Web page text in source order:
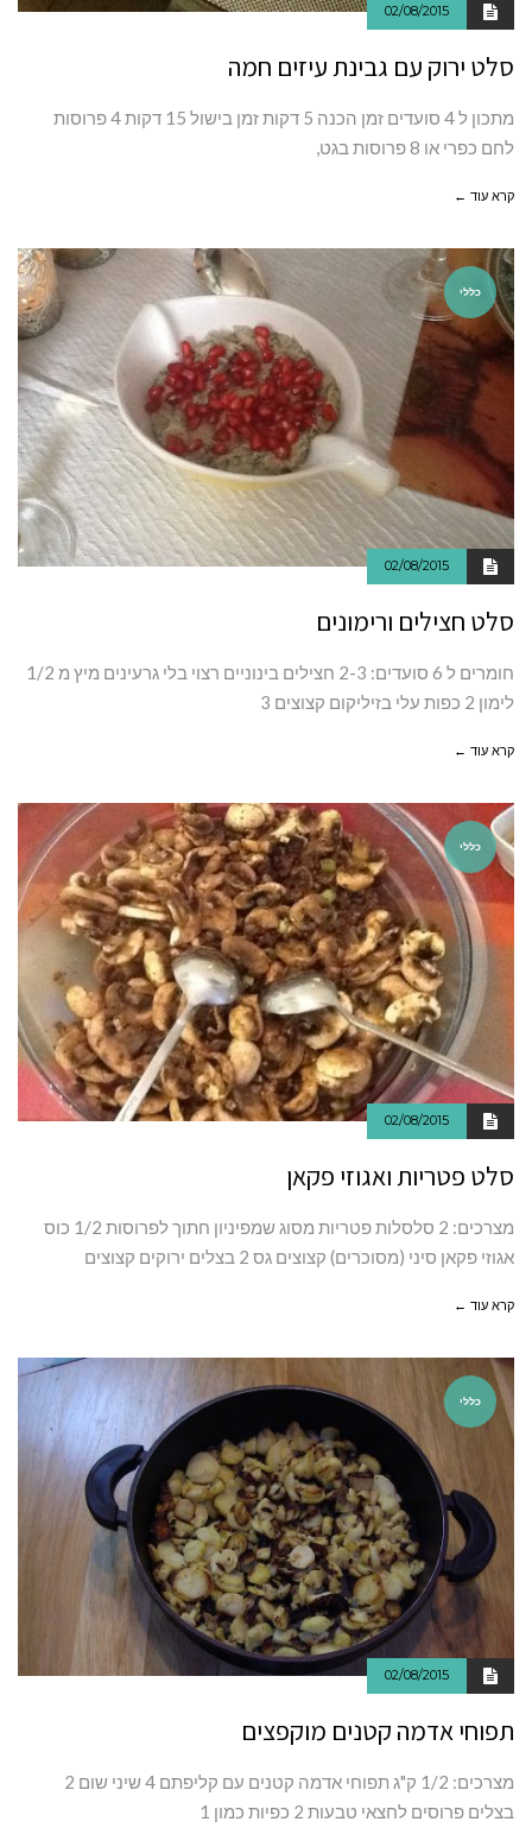
02/08/2015
סלט ירוק עם גבינת עיזים חמה
מתכון ל 4 סועדים זמן הכנה 5 דקות זמן בישול 15 דקות 4 פרוסות
לחם כפרי או 8 פרוסות בגט,
קרא עוד ←
כללי
02/08/2015
סלט חצילים ורימונים
חומרים ל 6 סועדים: 2-3 חצילים בינוניים רצוי בלי גרעינים מיץ מ 1/2
לימון 2 כפות עלי בזיליקום קצוצים 3
קרא עוד ←
כללי
02/08/2015
סלט פטריות ואגוזי פקאן
מצרכים: 2 סלסלות פטריות מסוג שמפיניון חתוך לפרוסות 1/2 כוס
אגוזי פקאן סיני (מסוכרים) קצוצים גס 2 בצלים ירוקים קצוצים
קרא עוד ←
כללי
02/08/2015
תפוחי אדמה קטנים מוקפצים
מצרכים: 1/2 ק"ג תפוחי אדמה קטנים עם קליפתם 4 שיני שום 2
בצלים פרוסים לחצאי טבעות 2 כפיות כמון 1